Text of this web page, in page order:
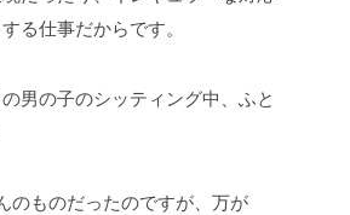
る仕事だからです。
男の子のシッティング中、ふと
のものだったのですが、万が